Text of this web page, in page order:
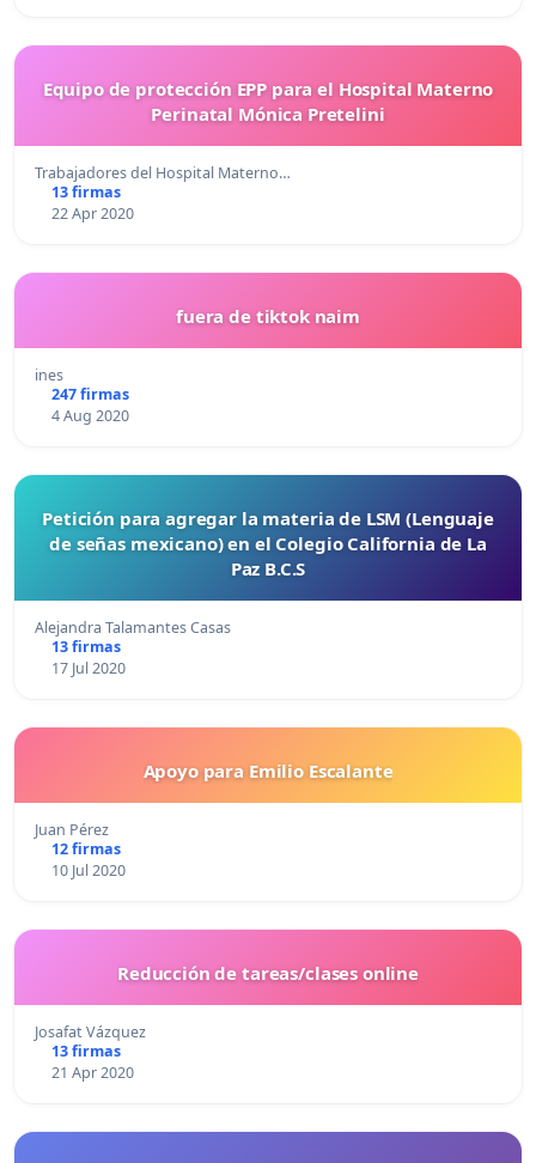
Equipo de protección EPP para el Hospital Materno
Perinatal Mónica Pretelini
Trabajadores del Hospital Materno…
13 firmas
22 Apr 2020
fuera de tiktok naim
ines
247 firmas
4 Aug 2020
Petición para agregar la materia de LSM (Lenguaje
de señas mexicano) en el Colegio California de La
Paz B.C.S
Alejandra Talamantes Casas
13 firmas
17 Jul 2020
Apoyo para Emilio Escalante
Juan Pérez
12 firmas
10 Jul 2020
Reducción de tareas/clases online
Josafat Vázquez
13 firmas
21 Apr 2020